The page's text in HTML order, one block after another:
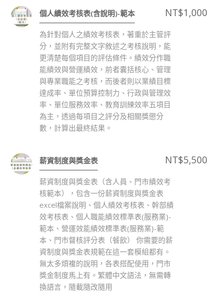
個人績效考核表(含說明)-範本 NT$1,000
為針對個人之績效考核表，著重於主管評
分，並附有完整文字敘述之考核說明，能
更清楚每個項目的評估條件。績效分作職
能績效與營運績效，前者囊括核心、管理
與專業職能之考核，而後者則以業績目標
達成率、單位預算控制力、行政與管理效
率、單位服務效率、教育訓練效率五項目
為主，透過每項目之評分及相關獎懲分
數，計算出最終結果。
薪資制度與獎金表 NT$5,500
薪資制度與獎金表（含人員、門市績效考
核範本），包含一份薪資制度與獎金表
excel檔案說明、個人績效考核表、幹部績
效考核表、個人職能績效標準表(服務業)-
範本、營運效能績效標準表(服務業)-範
本、門市督核評分表（餐飲） 你需要的薪
資制度與獎金表規範在這一套模組都有。
無太多煩複的說明，各表搭配使用，門市
獎金制度馬上有。繁體中文語法，無需轉
換語言，隨載隨改隨用